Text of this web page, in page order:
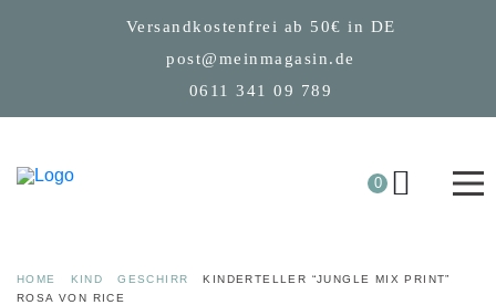
Versandkostenfrei ab 50€ in DE
post@meinmagasin.de
0611 341 09 789
0
HOME KIND GESCHIRR
KINDERTELLER “JUNGLE MIX PRINT”
ROSA VON RICE